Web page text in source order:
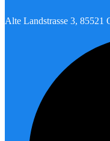
Alte Landstrasse 3, 85521